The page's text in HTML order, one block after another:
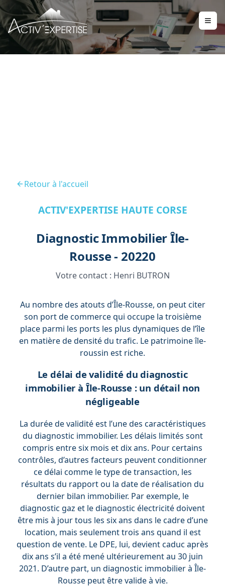
Retour à l'accueil
ACTIV'EXPERTISE HAUTE CORSE
Diagnostic Immobilier Île-
Rousse - 20220
Votre contact : Henri BUTRON
Au nombre des atouts d’Île-Rousse, on peut citer
son port de commerce qui occupe la troisième
place parmi les ports les plus dynamiques de l’île
en matière de densité du trafic. Le patrimoine île-
roussin est riche.
Le délai de validité du diagnostic
immobilier à Île-Rousse : un détail non
négligeable
La durée de validité est l’une des caractéristiques
du diagnostic immobilier. Les délais limités sont
compris entre six mois et dix ans. Pour certains
contrôles, d’autres facteurs peuvent conditionner
ce délai comme le type de transaction, les
résultats du rapport ou la date de réalisation du
dernier bilan immobilier. Par exemple, le
diagnostic gaz et le diagnostic électricité doivent
être mis à jour tous les six ans dans le cadre d’une
location, mais seulement trois ans quand il est
question de vente. Le DPE, lui, devient caduc après
dix ans s’il a été mené ultérieurement au 30 juin
2021. D’autre part, un diagnostic immobilier à Île-
Rousse peut être valide à vie.